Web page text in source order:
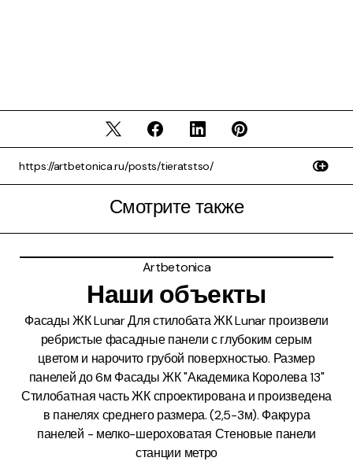
Смотрите также
Artbetonica
Наши объекты
Фасады ЖК Lunar Для стилобата ЖК Lunar произвели
ребристые фасадные панели с глубоким серым
цветом и нарочито грубой поверхностью. Размер
панелей до 6м Фасады ЖК "Академика Королева 13"
Стилобатная часть ЖК спроектирована и произведена
в панелях среднего размера. (2,5-3м). Факрура
панелей - мелко-шероховатая Стеновые панели
станции метро